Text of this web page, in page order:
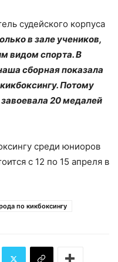
судейского корпуса
в зале учеников,
видом спорта. В
сборная показала
Потому
20 медалей
среди юниоров
с 12 по 15 апреля в
по кикбоксингу